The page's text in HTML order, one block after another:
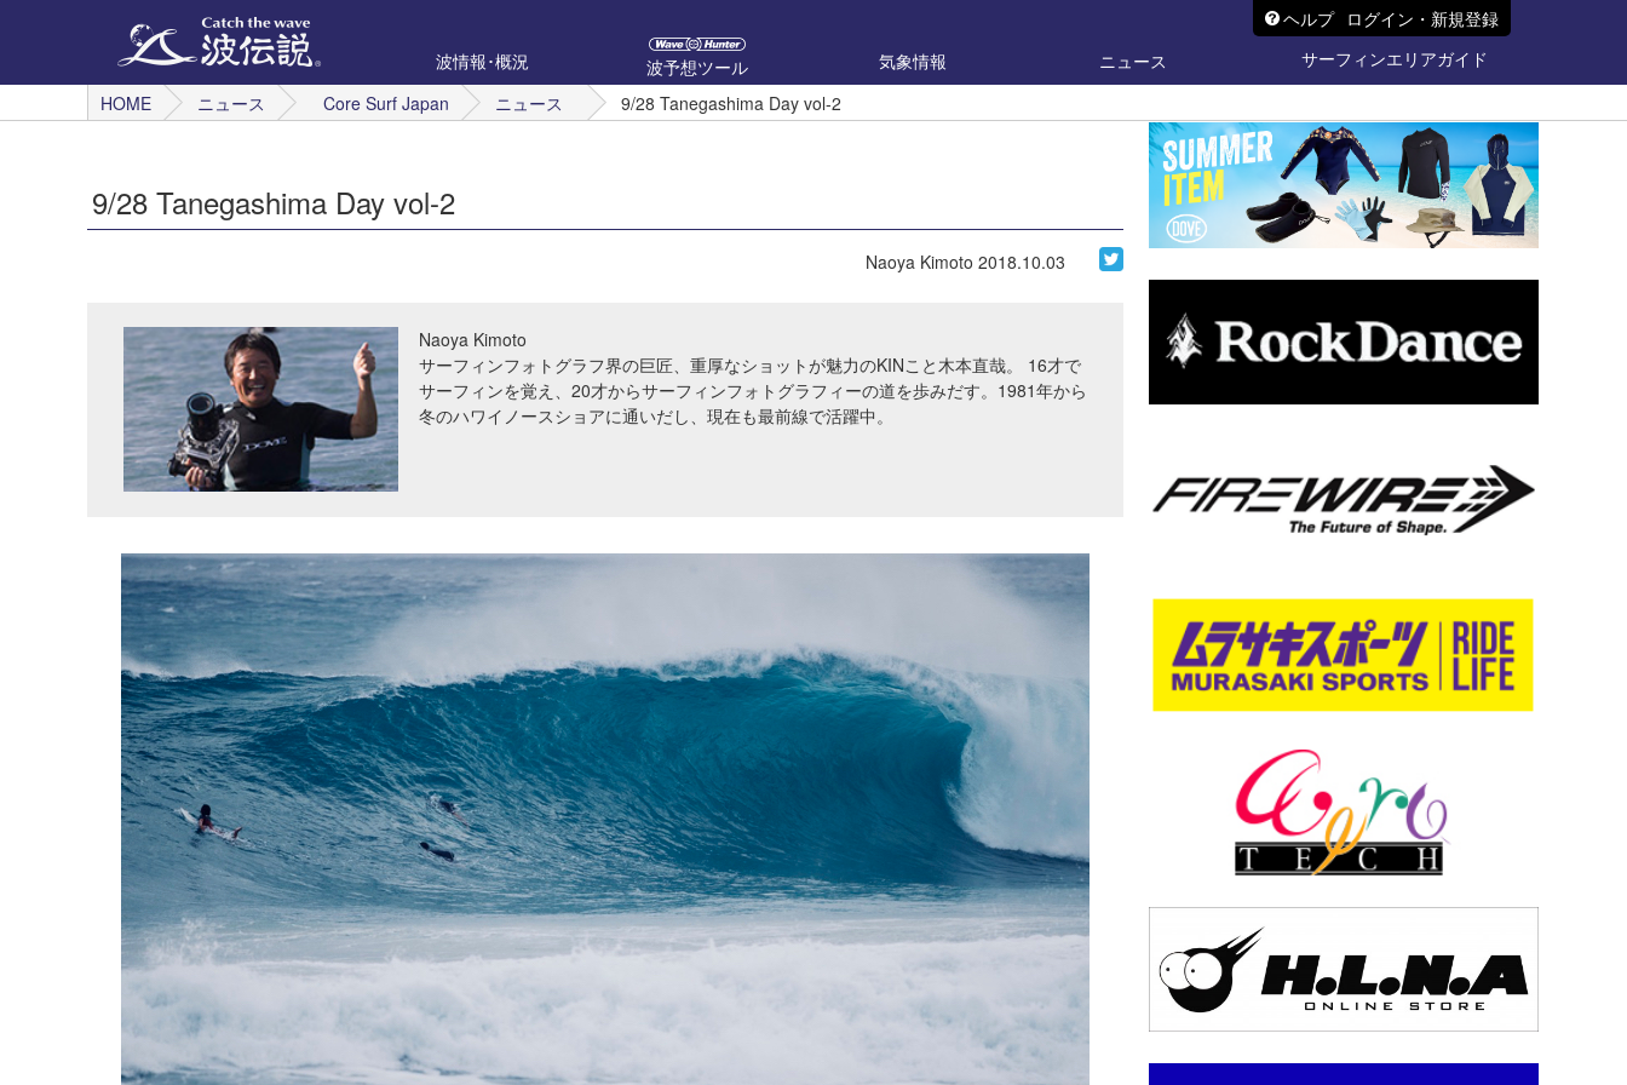
ヘルプ ログイン・新規登録
波情報･概況
波予想ツール 気象情報 ニュース
サーフィンエリアガイド
HOME
ニュース Core Surf Japan ニュース 9/28 Tanegashima Day vol-2
9/28 Tanegashima Day vol-2
Naoya Kimoto 2018.10.03
Naoya Kimoto
サーフィンフォトグラフ界の巨匠、重厚なショットが魅力のKINこと木本直哉。 16才で
サーフィンを覚え、20才からサーフィンフォトグラフィーの道を歩みだす。1981年から
冬のハワイノースショアに通いだし、現在も最前線で活躍中。